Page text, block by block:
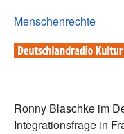
Menschenrechte
Ronny Blaschke im
Integrationsfrage in